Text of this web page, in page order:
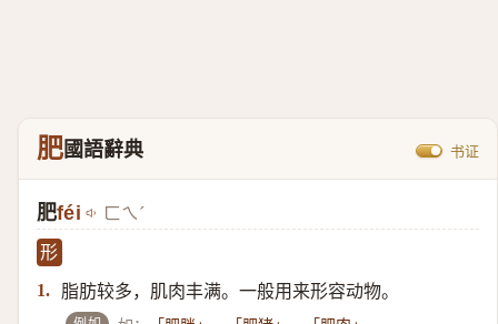
肥國語辭典 书证
肥féi ㄈㄟˊ
形
1.
脂肪较多，肌肉丰满。一般用来形容动物。